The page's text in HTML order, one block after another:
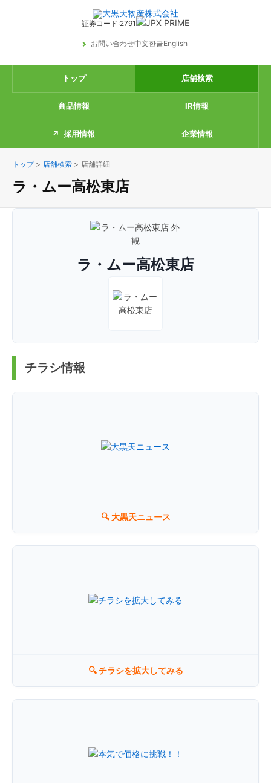
証券コード:2791
お問い合わせ中文한글English
トップ 店舗検索
商品情報 IR情報
採用情報 企業情報
トップ> 店舗検索 > 店舗詳細
ラ・ムー高松東店
ラ・ムー高松東店
チラシ情報
🔍 大黒天ニュース
🔍 チラシを拡大してみる
ラ・ムー高松東店